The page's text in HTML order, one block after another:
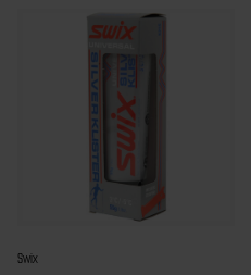
Swix